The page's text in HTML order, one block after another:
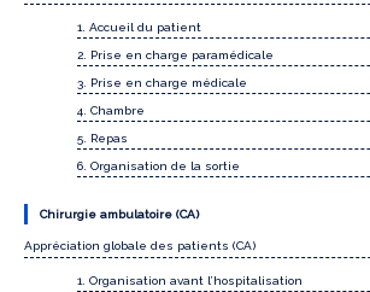
1. Accueil du patient
2. Prise en charge paramédicale
3. Prise en charge médicale
4. Chambre
5. Repas
6. Organisation de la sortie
Chirurgie ambulatoire (CA)
Appréciation globale des patients (CA)
1. Organisation avant l’hospitalisation